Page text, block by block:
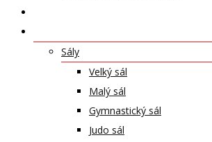
Sály
Velký sál
Malý sál
Gymnastický sál
Judo sál